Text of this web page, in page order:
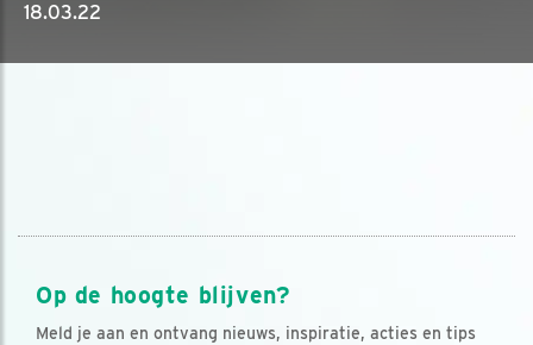
18.03.22
Op de hoogte blijven?
Meld je aan en ontvang nieuws, inspiratie, acties en tips